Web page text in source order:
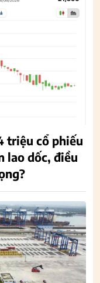
triệu cổ phiếu
lao dốc, điều